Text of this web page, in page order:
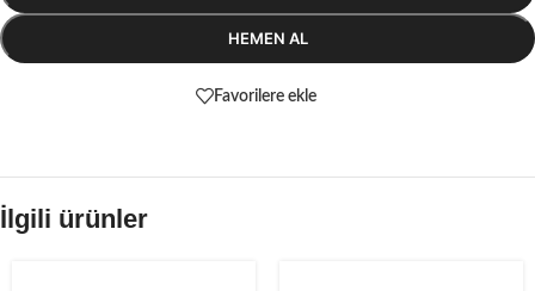
HEMEN AL
Favorilere ekle
İlgili ürünler